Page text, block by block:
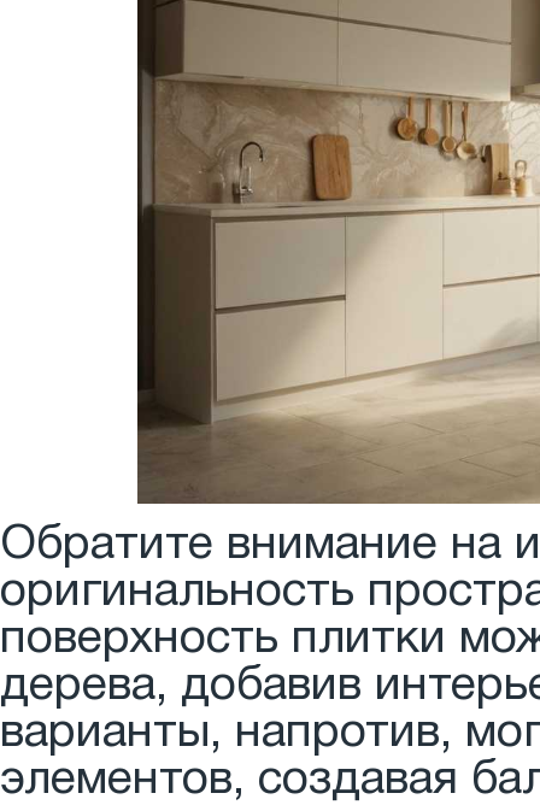
Обратите внимание на
оригинальность
поверхность плитки
дерева, добавив
варианты, напротив,
элементов, создавая